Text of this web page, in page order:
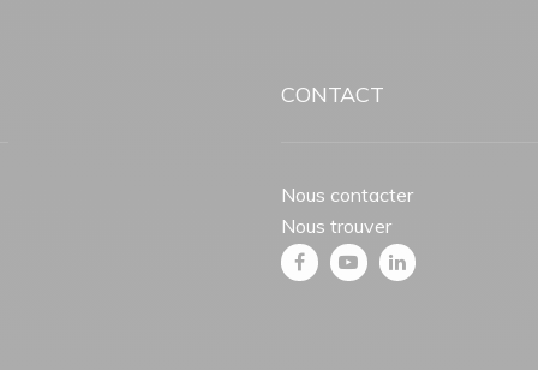
CONTACT
Nous contacter
Nous trouver